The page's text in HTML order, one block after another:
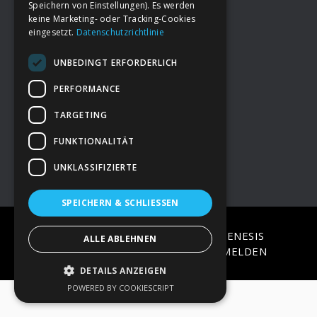
FooterDeine Spende
→ Impressum
→Kontakt zum PAO Team
COPYRIGHT © 2026 · ON
GENESIS
FRAMEWORK·WORDPRESS·ANMELDEN
Speichern von Einstellungen). Es werden
keine Marketing- oder Tracking-Cookies
eingesetzt. Datenschutzrichtlinie
UNBEDINGT ERFORDERLICH
PERFORMANCE
TARGETING
FUNKTIONALITÄT
UNKLASSIFIZIERTE
SPEICHERN & SCHLIESSEN
ALLE ABLEHNEN
DETAILS ANZEIGEN
POWERED BY COOKIESCRIPT